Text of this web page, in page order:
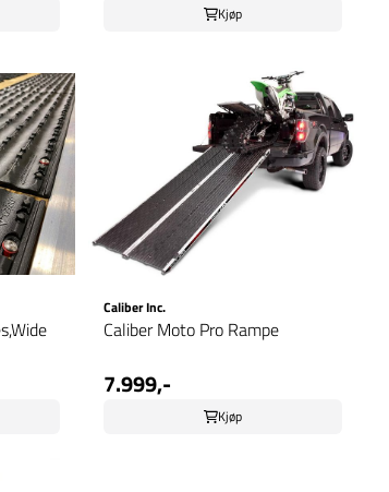
Kjøp
Caliber Inc.
Caliber Moto Pro Rampe
7.999,-
Kjøp